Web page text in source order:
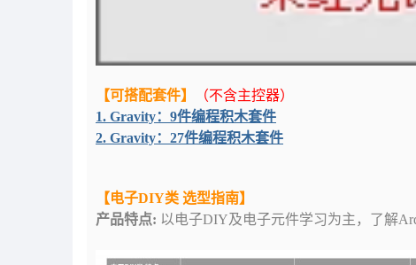
【可搭配套件】
（不含主控器）
1. Gravity：9件编程积木套件
2. Gravity：27件编程积木套件
【电子DIY类 选型指南】
产品特点: 以电子DIY及电子元件学习为主，了解